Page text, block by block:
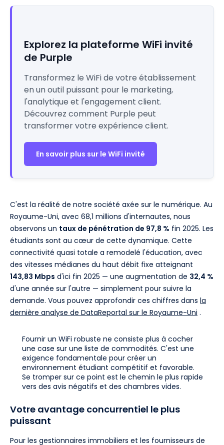
Explorez la plateforme WiFi invité
de Purple
Transformez le WiFi de votre établissement
en un outil puissant pour le marketing,
l'analytique et l'engagement client.
Découvrez comment Purple peut
transformer votre expérience client.
En savoir plus sur le WiFi invité
C'est la réalité de notre société axée sur le numérique. Au
Royaume-Uni, avec 68,1 millions d'internautes, nous
observons un taux de pénétration de 97,8 % fin 2025. Les
étudiants sont au cœur de cette dynamique. Cette
connectivité quasi totale a remodelé l'éducation, avec
des vitesses médianes du haut débit fixe atteignant
143,83 Mbps d'ici fin 2025 — une augmentation de 32,4 %
d'une année sur l'autre — simplement pour suivre la
demande. Vous pouvez approfondir ces chiffres dans la
dernière analyse de DataReportal sur le Royaume-Uni .
Fournir un WiFi robuste ne consiste plus à cocher
une case sur une liste de commodités. C'est une
exigence fondamentale pour créer un
environnement étudiant compétitif et favorable.
Se tromper sur ce point est le chemin le plus rapide
vers des avis négatifs et des chambres vides.
Votre avantage concurrentiel le plus
puissant
Pour les gestionnaires immobiliers et les fournisseurs de